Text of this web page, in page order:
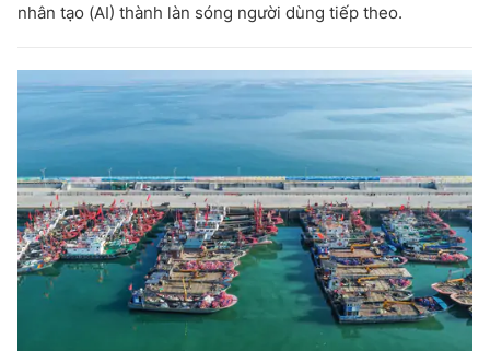
nhân tạo (AI) thành làn sóng người dùng tiếp theo.